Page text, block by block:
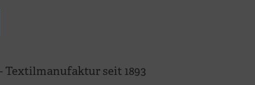
Textilmanufaktur seit 1893